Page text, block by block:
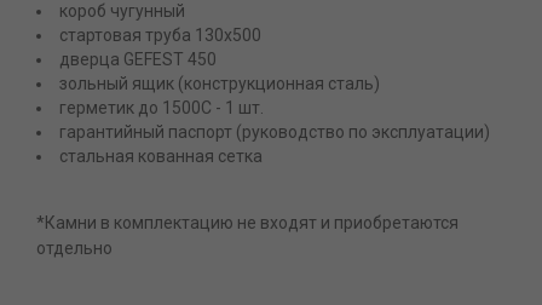
короб чугунный
стартовая труба 130х500
дверца GEFEST 450
зольный ящик (конструкционная сталь)
герметик до 1500С - 1 шт.
гарантийный паспорт (руководство по эксплуатации)
стальная кованная сетка
*Камни в комплектацию не входят и приобретаются
отдельно